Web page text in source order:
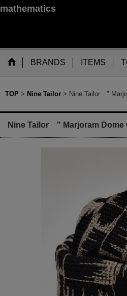
mathematics
BRANDS ITEMS
TOP > Nine Tailor > Nine Tailor "
Nine Tailor " Marjoram